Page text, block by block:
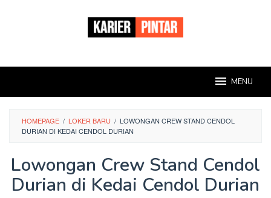
MENU
HOMEPAGE / LOKER BARU / LOWONGAN CREW STAND CENDOL
DURIAN DI KEDAI CENDOL DURIAN
Lowongan Crew Stand Cendol
Durian di Kedai Cendol Durian